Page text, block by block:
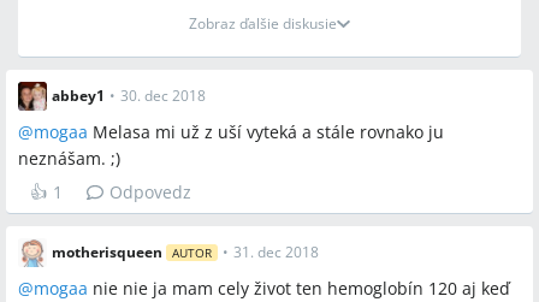
Zobraz ďalšie diskusie
abbey1 • 30. dec 2018
@mogaa Melasa mi už z uší vyteká a stále rovnako ju
neznášam. ;)
👍 1 Odpovedz
motherisqueen AUTOR • 31. dec 2018
@mogaa nie nie ja mam cely život ten hemoglobín 120 aj keď